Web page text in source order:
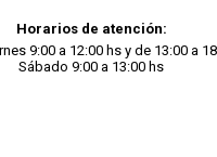
Horarios de atención:
9:00 a 12:00 hs y de 13:00 a
Sábado 9:00 a 13:00 hs